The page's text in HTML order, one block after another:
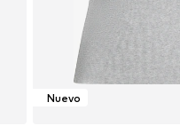
Nuevo